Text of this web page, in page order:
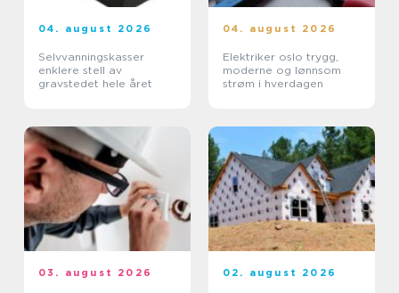
04. august 2026
Selvvanningskasser
enklere stell av
gravstedet hele året
04. august 2026
Elektriker oslo trygg,
moderne og lønnsom
strøm i hverdagen
03. august 2026 02. august 2026